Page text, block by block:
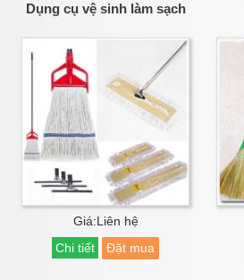
Dụng cụ vệ sinh làm sạch
Giá:Liên hệ
Chi tiết
Đặt mua